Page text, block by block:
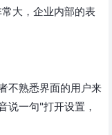
大，企业内部的表
不熟悉界面的用户来
说一句"打开设置，